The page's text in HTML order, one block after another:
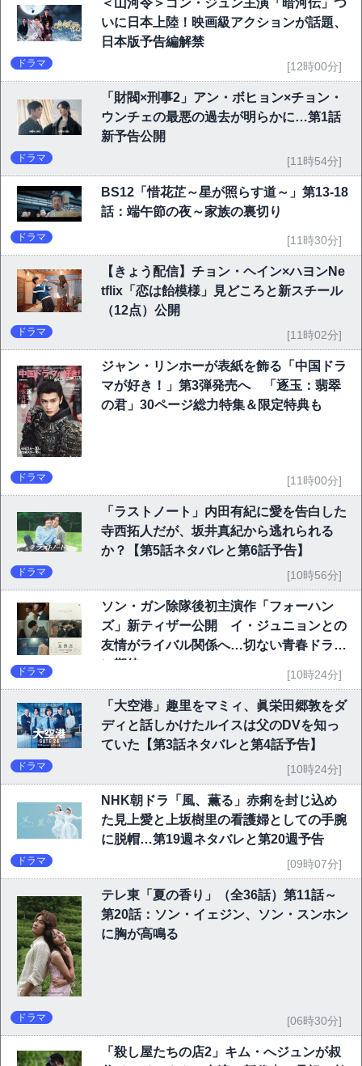
＜山河令＞ゴン・ジュン主演「暗河伝」つ
いに日本上陸！映画級アクションが話題、
日本版予告編解禁
ドラマ [12時00分]
「財閥×刑事2」アン・ボヒョン×チョン・
ウンチェの最悪の過去が明らかに…第1話
新予告公開
ドラマ [11時54分]
BS12「惜花芷～星が照らす道～」第13-18
話：端午節の夜～家族の裏切り
ドラマ [11時30分]
【きょう配信】チョン・ヘイン×ハヨンNe
tflix「恋は飴模様」見どころと新スチール
（12点）公開
ドラマ [11時02分]
ジャン・リンホーが表紙を飾る「中国ドラ
マが好き！」第3弾発売へ 「逐玉：翡翠
の君」30ページ総力特集＆限定特典も
ドラマ [11時00分]
「ラストノート」内田有紀に愛を告白した
寺西拓人だが、坂井真紀から逃れられる
か？【第5話ネタバレと第6話予告】
ドラマ [10時56分]
ソン・ガン除隊後初主演作「フォーハン
ズ」新ティザー公開 イ・ジュニョンとの
友情がライバル関係へ…切ない青春ドラマ
に期待
ドラマ [10時24分]
「大空港」趣里をマミィ、眞栄田郷敦をダ
ディと話しかけたルイスは父のDVを知っ
ていた【第3話ネタバレと第4話予告】
ドラマ [10時24分]
NHK朝ドラ「風、薫る」赤痢を封じ込め
た見上愛と上坂樹里の看護婦としての手腕
に脱帽…第19週ネタバレと第20週予告
ドラマ [09時07分]
テレ東「夏の香り」（全36話）第11話～
第20話：ソン・イェジン、ソン・スンホン
に胸が高鳴る
ドラマ [06時30分]
「殺し屋たちの店2」キム・へジュンが叔